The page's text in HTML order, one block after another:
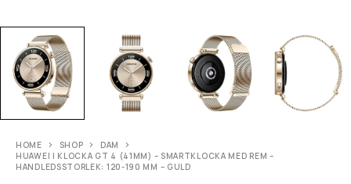
HOME SHOP
DAM
HUAWEI | KLOCKA GT 4 (41MM) – SMARTKLOCKA MED REM –
HANDLEDSSTORLEK: 120-190 MM – GULD